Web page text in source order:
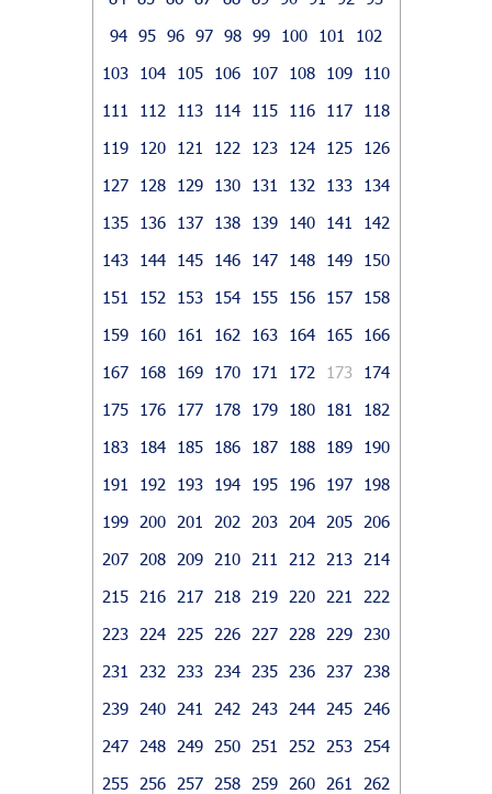
94 95 96 97 98 99 100 101
102
103
104 105 106 107 108 109
110
111
112 113 114 115 116 117
118
119
120 121 122 123 124 125
126
127
128 129 130 131 132 133
134
135
136 137 138 139 140 141
142
143
144 145 146 147 148 149
150
151
152 153 154 155 156 157
158
159
160 161 162 163 164 165
166
167
168 169 170 171 172 173
174
175
176 177 178 179 180 181
182
183
184 185 186 187 188 189
190
191
192 193 194 195 196 197
198
199
200 201 202 203 204 205
206
207
208 209 210 211 212 213
214
215
216 217 218 219 220 221
222
223
224 225 226 227 228 229
230
231
232 233 234 235 236 237
238
239
240 241 242 243 244 245
246
247
248 249 250 251 252 253
254
255
256 257 258 259 260 261
262